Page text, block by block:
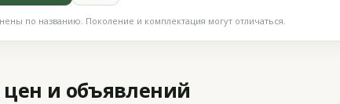
по названию. Поколение и комплектация могут отличаться.
и объявлений